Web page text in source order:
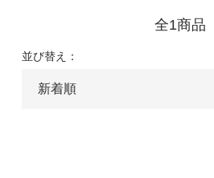
全1商品
並び替え：